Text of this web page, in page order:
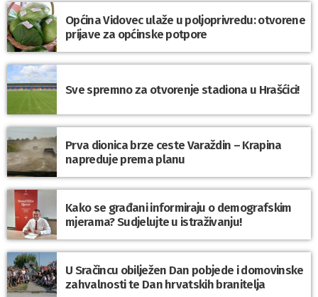
Općina Vidovec ulaže u poljoprivredu: otvorene
prijave za općinske potpore
Sve spremno za otvorenje stadiona u Hrašćici!
Prva dionica brze ceste Varaždin – Krapina
napreduje prema planu
Kako se građani informiraju o demografskim
mjerama? Sudjelujte u istraživanju!
U Sračincu obilježen Dan pobjede i domovinske
zahvalnosti te Dan hrvatskih branitelja